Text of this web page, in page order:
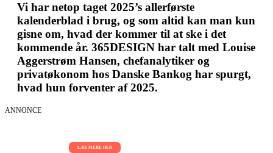
Vi har netop taget 2025’s allerførste
kalenderblad i brug, og som altid kan man kun
gisne om, hvad der kommer til at ske i det
kommende år. 365DESIGN har talt med Louise
Aggerstrøm Hansen, chefanalytiker og
privatøkonom hos Danske Bankog har spurgt,
hvad hun forventer af 2025.
ANNONCE
LÆS MERE HER